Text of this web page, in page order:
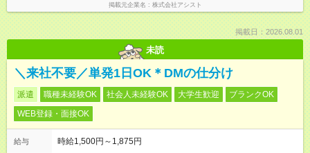
掲載元企業名 株式会社アシスト
掲載日：2026.08.01
未読
＼来社不要／単発1日OK＊DMの仕分け
派遣 職種未経験OK 社会人未経験OK 大学生歓迎
ブランクOK
WEB登録・面接OK
給与 時給1,500円～1,875円